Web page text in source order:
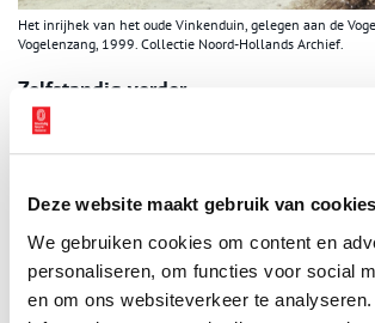
Deze website maakt gebruik van cookies
We gebruiken cookies om content en
personaliseren, om functies voor social
en om ons websiteverkeer te
Het inrijhek van het oude Vinkenduin, gelegen aan de
Vogelenzang, 1999. Collectie Noord-Hollands Archief.
Zelfstandig verder
In 1919/1920 wordt het terrein van Leyduin
het huidige Leyduin, Vinkenduin en
de Maaker een plan maken voor de inrichting
ontwerpt voor Vinkenduin eenzelfde huis als
ontwerpt ook het toegangshek, een
dienstwoning. Tuinarchitect Leonard Springer
het nieuwe huis, waar helaas weinig meer van